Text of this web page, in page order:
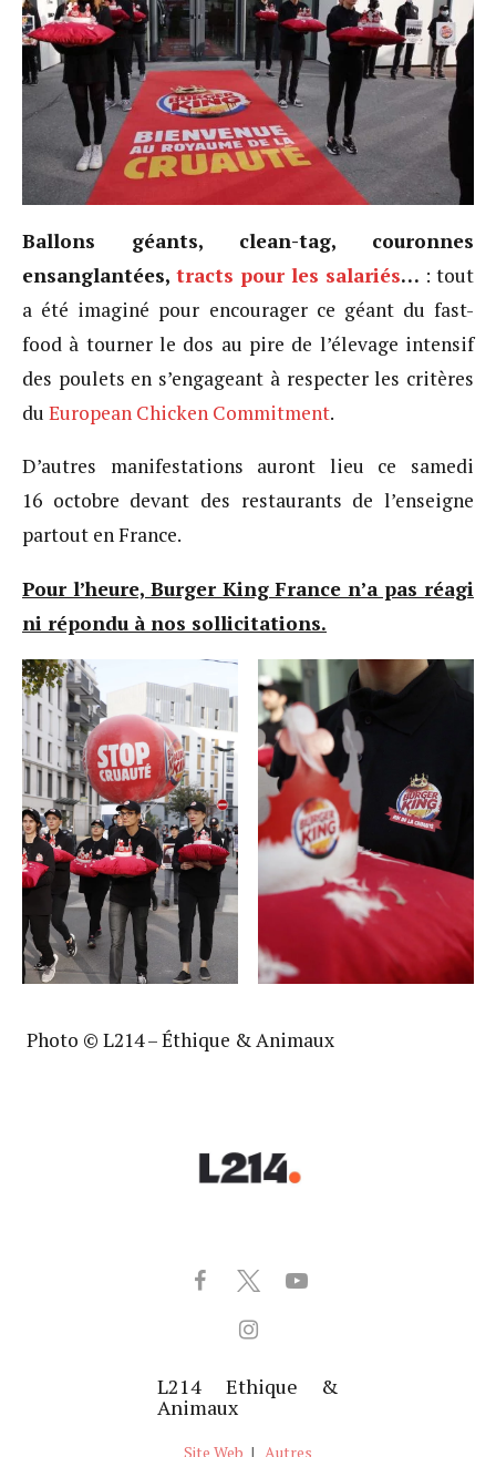
Ballons géants, clean-tag, couronnes
ensanglantées, tracts pour les salariés… : tout
a été imaginé pour encourager ce géant du fast-
food à tourner le dos au pire de l’élevage intensif
des poulets en s’engageant à respecter les critères
du European Chicken Commitment.
D’autres manifestations auront lieu ce samedi
16 octobre devant des restaurants de l’enseigne
partout en France.
Pour l’heure, Burger King France n’a pas réagi
ni répondu à nos sollicitations.
Photo © L214 – Éthique & Animaux
L214 Ethique &
Animaux
Site Web | Autres